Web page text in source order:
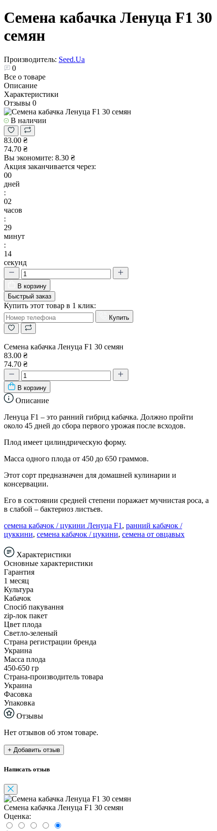
Семена кабачка Ленуца F1 30
семян
Производитель: Seed.Ua
0
Все о товаре
Описание
Характеристики
Отзывы 0
В наличии
83.00 ₴
74.70 ₴
Вы экономите: 8.30 ₴
Акция заканчивается через:
00
дней
:
02
часов
:
29
минут
:
13
секунд
В корзину
Быстрый заказ
Купить этот товар в 1 клик:
Купить
Семена кабачка Ленуца F1 30 семян
83.00 ₴
74.70 ₴
В корзину
Описание
Ленуца F1 – это ранний гибрид кабачка. Должно пройти
около 45 дней до сбора первого урожая после всходов.
Плод имеет цилиндрическую форму.
Масса одного плода от 450 до 650 граммов.
Этот сорт предназначен для домашней кулинарии и
консервации.
Его в состоянии средней степени поражает мучнистая роса, а
в слабой – бактериоз листьев.
семена кабачок / цукини Ленуца F1 , ранний кабачок /
цуккини, семена кабачок / цукини, семена от овцавых
Характеристики
Основные характеристики
Гарантия
1 месяц
Культура
Кабачок
Спосіб пакування
zip-лок пакет
Цвет плода
Светло-зеленый
Страна регистрации бренда
Украина
Масса плода
450-650 гр
Страна-производитель товара
Украина
Фасовка
Упаковка
Отзывы
Нет отзывов об этом товаре.
+ Добавить отзыв
Написать отзыв
Семена кабачка Ленуца F1 30 семян
Оценка: